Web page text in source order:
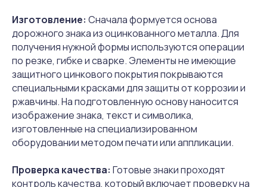
Изготовление: Сначала формуется основа
дорожного знака из оцинкованного металла. Для
получения нужной формы используются операции
по резке, гибке и сварке. Элементы не имеющие
защитного цинкового покрытия покрываются
специальными красками для защиты от коррозии и
ржавчины. На подготовленную основу наносится
изображение знака, текст и символика,
изготовленные на специализированном
оборудовании методом печати или аппликации.
Проверка качества: Готовые знаки проходят
контроль качества, который включает проверку на
Сделать заказ